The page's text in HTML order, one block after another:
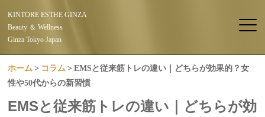
KINTORE ESTHE GINZA
Beauty ＆ Wellness
Ginza Tokyo Japan
ホーム コラム
EMSと従来筋トレの違い｜どちらが効果的？女
性や50代からの新習慣
EMSと従来筋トレの違い｜どちらが効